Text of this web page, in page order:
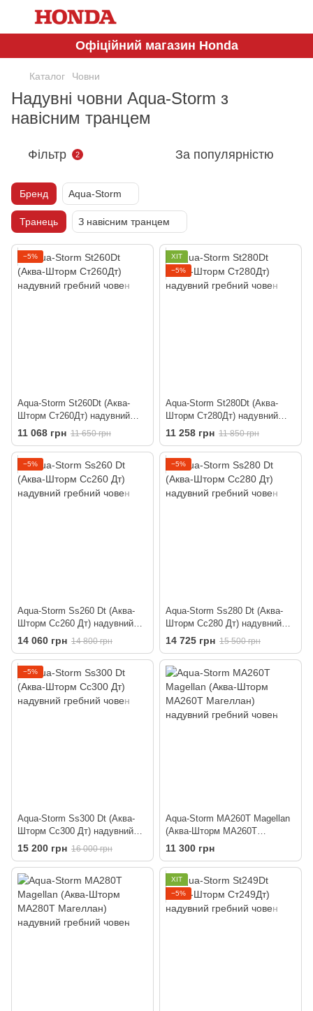
Офіційний магазин Honda
Каталог Човни
Надувні човни Aqua-Storm з
навісним транцем
Фільтр 2 За популярністю
Бренд Aqua-Storm
Транець З навісним транцем
−5%
Aqua-Storm St260Dt (Аква-
Шторм Ст260Дт) надувний
гребний човен
11 068 грн 11 650 грн
ХІТ
−5%
Aqua-Storm St280Dt (Аква-
Шторм Ст280Дт) надувний
гребний човен
11 258 грн 11 850 грн
−5%
Aqua-Storm Ss260 Dt (Аква-
Шторм Сс260 Дт) надувний
гребний човен
14 060 грн 14 800 грн
−5%
Aqua-Storm Ss280 Dt (Аква-
Шторм Сс280 Дт) надувний
гребний човен
14 725 грн 15 500 грн
−5%
Aqua-Storm Ss300 Dt (Аква-
Шторм Сс300 Дт) надувний
гребний човен
15 200 грн 16 000 грн
Aqua-Storm MA260T Magellan
(Аква-Шторм МА260Т
Магеллан) надувний гребний
11 300 грн
ХІТ
−5%